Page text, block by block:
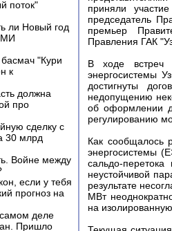
поток"
ли Новый год
"Кури
к
должна
про
сделку с
30 млрд
Войне между
если у тебя
прогноз на
деле
Пришло
приняли
председатель
премьер
Правления ГАК
В ходе встреч
энергосистемы
достигнуты
недопущению
об оформлении
регулированию
Как сообщалось
энергосистемы
сальдо-
неустойчивой
результате
МВт
на